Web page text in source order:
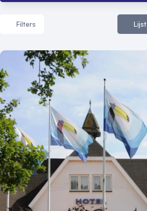
Contact
Filters Lijst
Aantal zalen
1 - 5 zalen
6 - 10 zalen
10 of meer zalen
Aantal personen
1 - 50 personen
50 - 100 personen
100 - 250 personen
250 - 500 personen
500+ personen